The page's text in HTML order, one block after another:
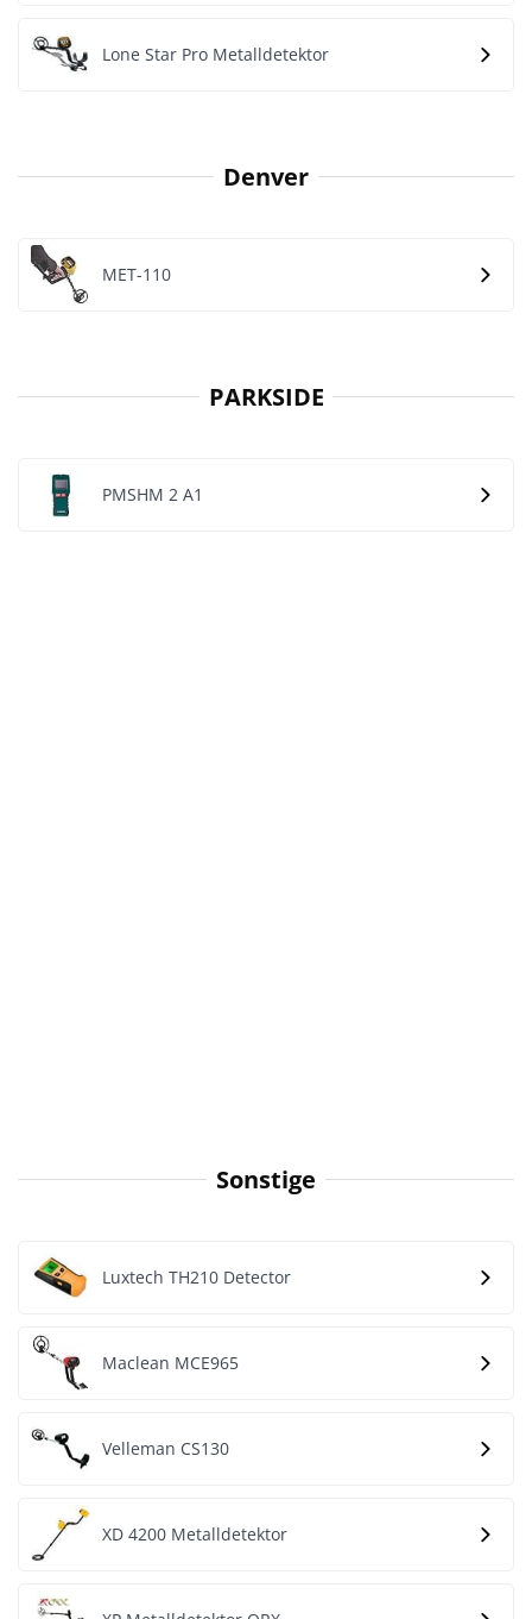
Lone Star Pro Metalldetektor
Denver
MET-110
PARKSIDE
PMSHM 2 A1
Sonstige
Luxtech TH210 Detector
Maclean MCE965
Velleman CS130
XD 4200 Metalldetektor